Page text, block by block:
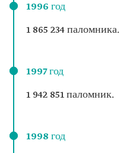
1996 год
1 865 234 паломника.
1997 год
1 942 851 паломник.
1998 год